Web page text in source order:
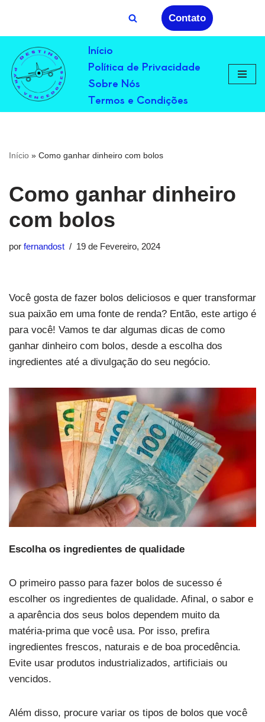
para
o
conteúdo
Contato
Início
Política de Privacidade
Sobre Nós
Termos e Condições
Início » Como ganhar dinheiro com bolos
Como ganhar dinheiro
com bolos
por fernandost 19 de Fevereiro, 2024
Você gosta de fazer bolos deliciosos e quer transformar
sua paixão em uma fonte de renda? Então, este artigo é
para você! Vamos te dar algumas dicas de como
ganhar dinheiro com bolos, desde a escolha dos
ingredientes até a divulgação do seu negócio.
Escolha os ingredientes de qualidade
O primeiro passo para fazer bolos de sucesso é
escolher os ingredientes de qualidade. Afinal, o sabor e
a aparência dos seus bolos dependem muito da
matéria-prima que você usa. Por isso, prefira
ingredientes frescos, naturais e de boa procedência.
Evite usar produtos industrializados, artificiais ou
vencidos.
Além disso, procure variar os tipos de bolos que você